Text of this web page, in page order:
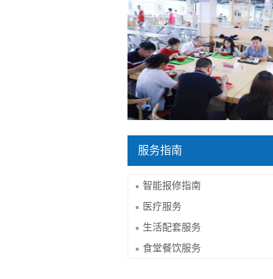
服务指南
智能报修指南
医疗服务
生活配套服务
食堂餐饮服务